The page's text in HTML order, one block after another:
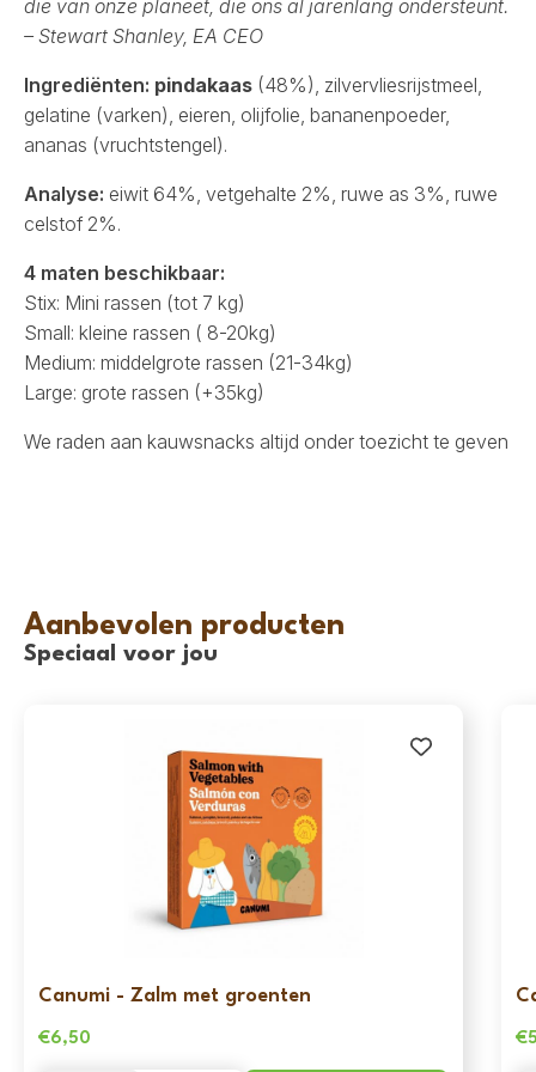
die van onze planeet, die ons al jarenlang ondersteunt.
– Stewart Shanley, EA CEO
Ingrediënten: pindakaas (48%), zilvervliesrijstmeel,
gelatine (varken), eieren, olijfolie, bananenpoeder,
ananas (vruchtstengel).
Analyse: eiwit 64%, vetgehalte 2%, ruwe as 3%, ruwe
celstof 2%.
4 maten beschikbaar:
Stix: Mini rassen (tot 7 kg)
Small: kleine rassen ( 8-20kg)
Medium: middelgrote rassen (21-34kg)
Large: grote rassen (+35kg)
We raden aan kauwsnacks altijd onder toezicht te geven
Aanbevolen producten
Speciaal voor jou
Canumi - Zalm met groenten
€6,50 €